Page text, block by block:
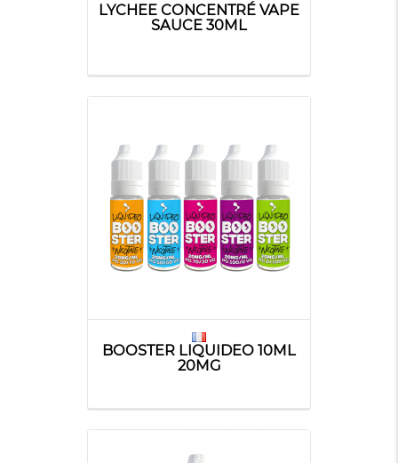
LYCHEE CONCENTRÉ VAPE
SAUCE 30ML
BOOSTER LIQUIDEO 10ML
20MG